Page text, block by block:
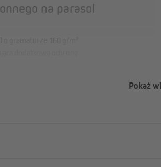
na parasol
Pokaż